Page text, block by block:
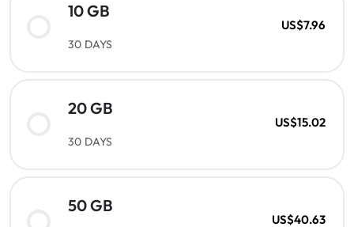
10 GB
30 DAYS
US$7.96
20 GB
30 DAYS
US$15.02
50 GB
US$40.63